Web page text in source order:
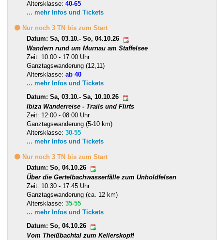
Altersklasse: 40-65
... mehr Infos und Tickets
🟡 Nur noch 3 TN bis zum Start
Datum: Sa, 03.10.- So, 04.10.26
Wandern rund um Murnau am Staffelsee
Zeit: 10:00 - 17:00 Uhr
Ganztagswanderung (12,11)
Altersklasse: ab 40
... mehr Infos und Tickets
Datum: Sa, 03.10.- Sa, 10.10.26
Ibiza Wanderreise - Trails und Flirts
Zeit: 12:00 - 08:00 Uhr
Ganztagswanderung (5-10 km)
Altersklasse: 30-55
... mehr Infos und Tickets
🟡 Nur noch 3 TN bis zum Start
Datum: So, 04.10.26
Über die Gertelbachwasserfälle zum Unholdfelsen
Zeit: 10:30 - 17:45 Uhr
Ganztagswanderung (ca. 12 km)
Altersklasse: 35-55
... mehr Infos und Tickets
Datum: So, 04.10.26
Vom Theißbachtal zum Kellerskopf!